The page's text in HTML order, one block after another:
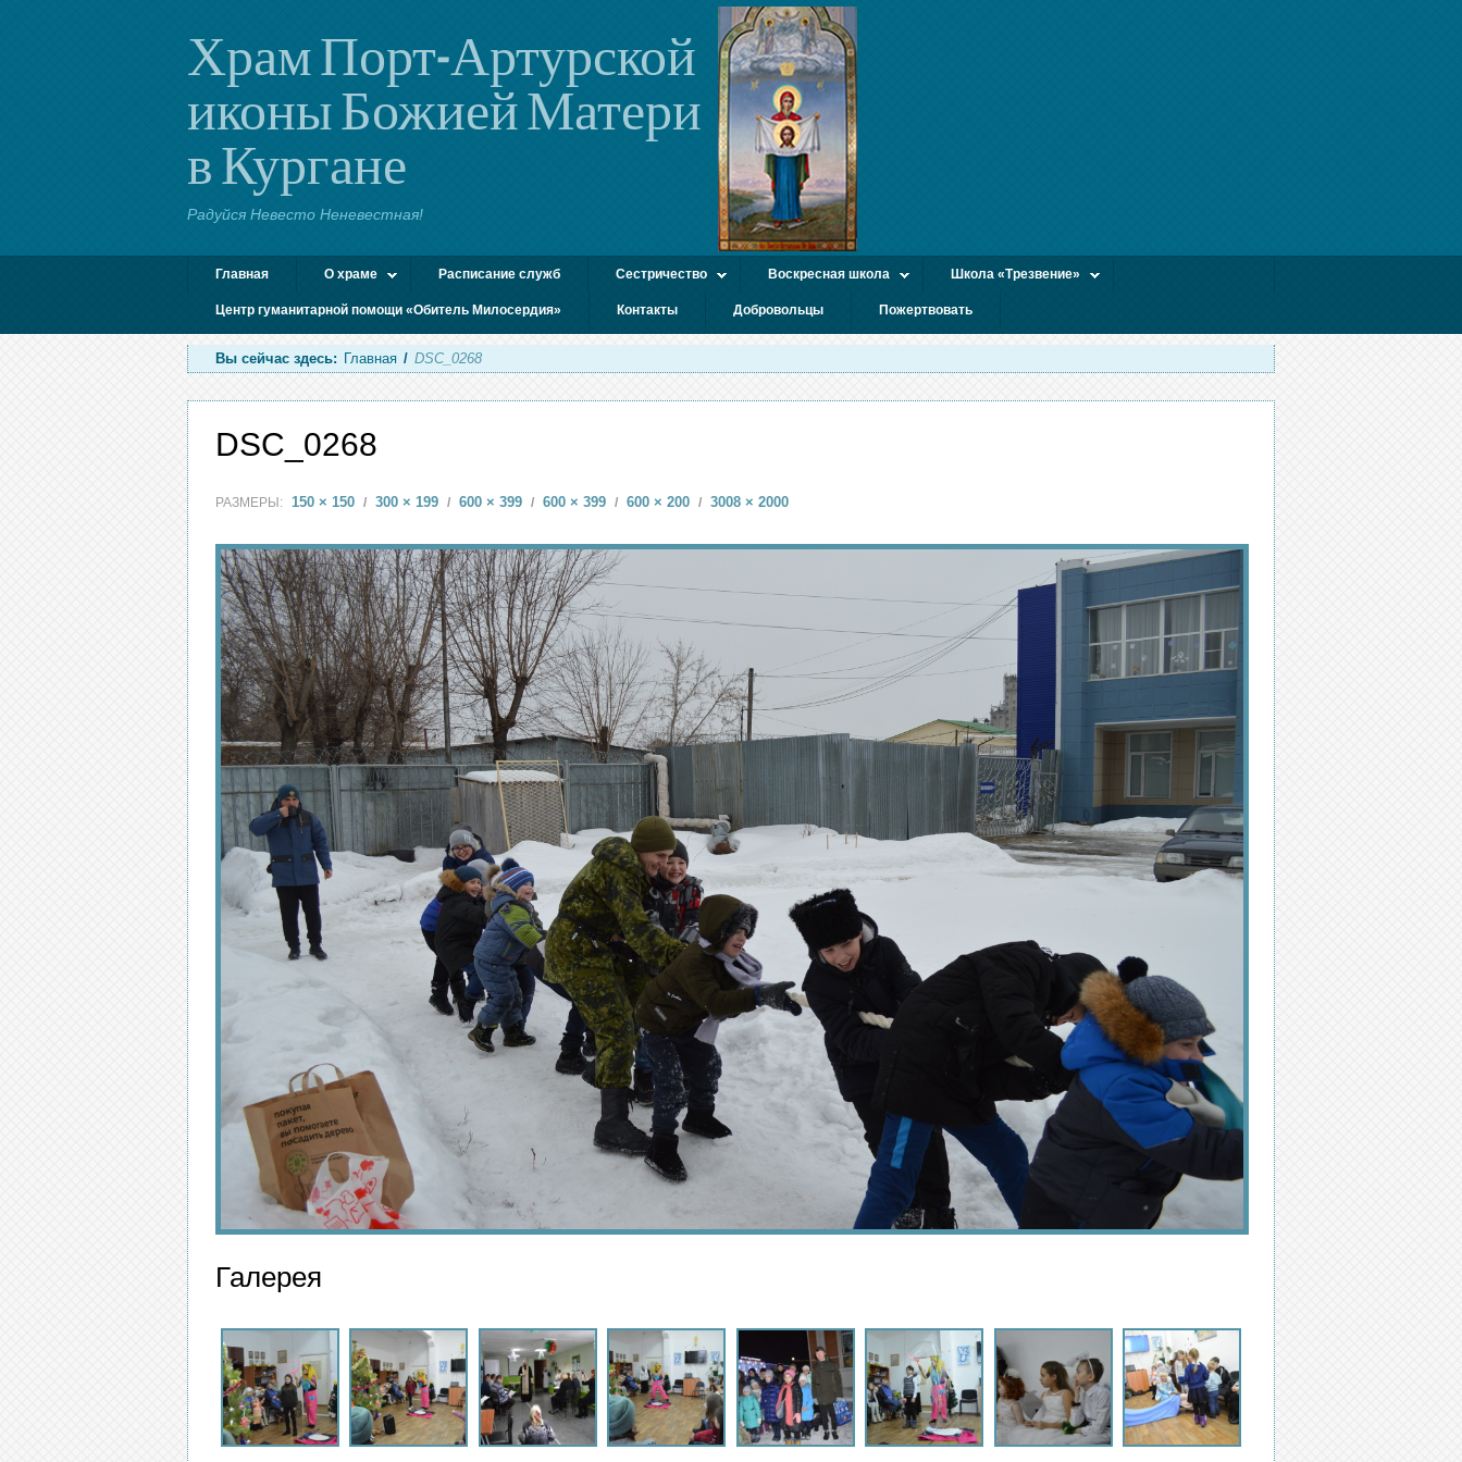
Храм Порт-Артурской
иконы Божией Матери
в Кургане
Радуйся Невесто Неневестная!
Главная О храме Расписание служб Сестричество Воскресная школа Школа «Трезвение»
Центр гуманитарной помощи «Обитель Милосердия» Контакты Добровольцы Пожертвовать
Вы сейчас здесь: Главная / DSC_0268
DSC_0268
РАЗМЕРЫ: 150 × 150 / 300 × 199 / 600 × 399 / 600 × 399 / 600 × 200 / 3008 × 2000
Галерея